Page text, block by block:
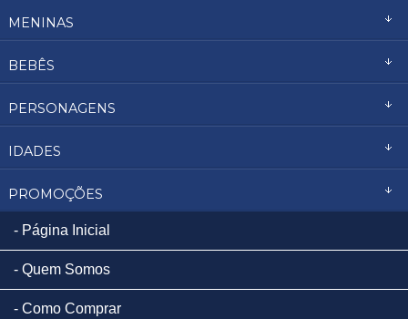
MENINAS
BEBÊS
PERSONAGENS
IDADES
PROMOÇÕES
Página Inicial
Quem Somos
Como Comprar